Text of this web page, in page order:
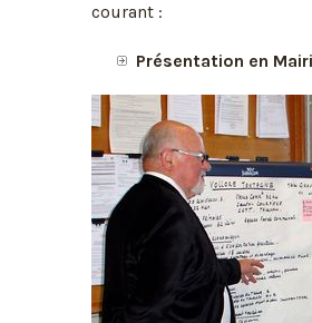
courant :
Présentation en